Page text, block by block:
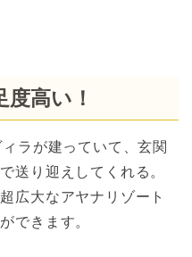
高い！
ラが建っていて、玄関
送り迎えしてくれる。
広大なアヤナリゾート
できます。